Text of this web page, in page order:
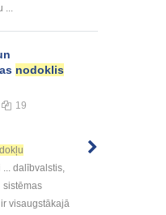
...
nodoklis
19
... dalībvalstis,
sistēmas
visaugstākajā